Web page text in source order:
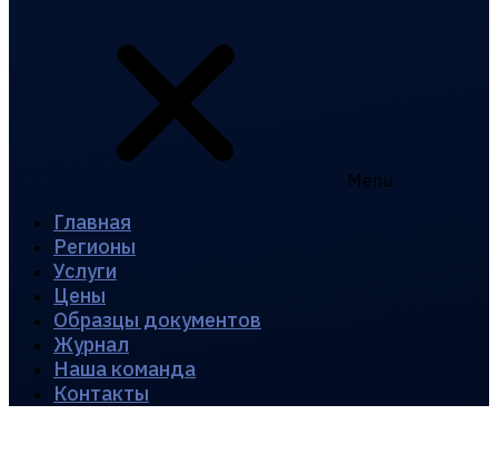
Menu
Главная
Регионы
Услуги
Цены
Образцы документов
Журнал
Наша команда
Контакты